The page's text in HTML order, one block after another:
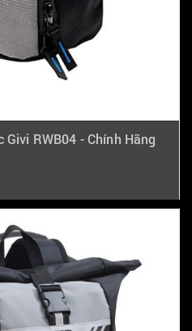
RWB04 - Chính Hãng